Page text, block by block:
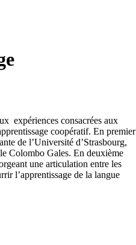
expériences consacrées aux
coopératif. En premier
de l’Université d’Strasbourg,
Colombo Gales. En deuxième
une articulation entre les
l’apprentissage de la langue